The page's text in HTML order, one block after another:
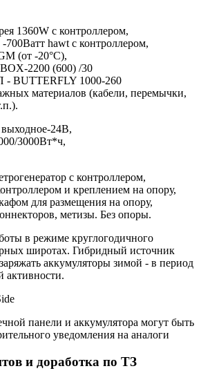
1360W с контроллером,
-700Ватт hawt с контроллером,
(от -20°С),
2200 (600) /30
BUTTERFLY 1000-260
материалов (кабели, перемычки,
24В,
3000Вт*ч,
с контроллером,
и креплением на опору,
для размещения на опору,
метизы. Без опоры.
в режиме круглогодичного
широтах. Гибридный источник
аккумуляторы зимой - в период
активности.
панели и аккумулятора могут быть
уведомления на аналоги
и доработка по ТЗ